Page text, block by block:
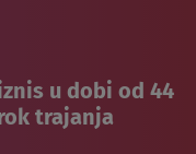
u dobi od 44
trajanja